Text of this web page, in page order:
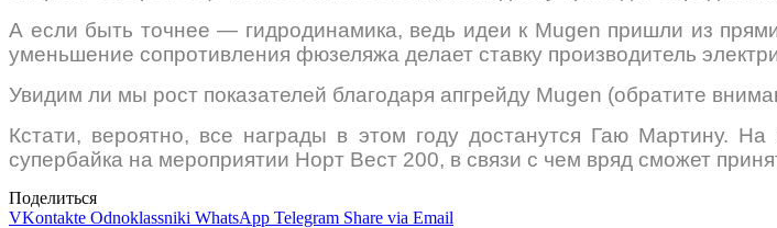
А если быть точнее — гидродинамика, ведь идеи к Mugen пришли из
уменьшение сопротивления фюзеляжа делает ставку производитель
Увидим ли мы рост показателей благодаря апгрейду Mugen (обратите
Кстати, вероятно, все награды в этом году достанутся Гаю Мартину.
супербайка на мероприятии Норт Вест 200, в связи с чем вряд сможет
Поделиться
VKontakte Odnoklassniki WhatsApp Telegram Share via Email